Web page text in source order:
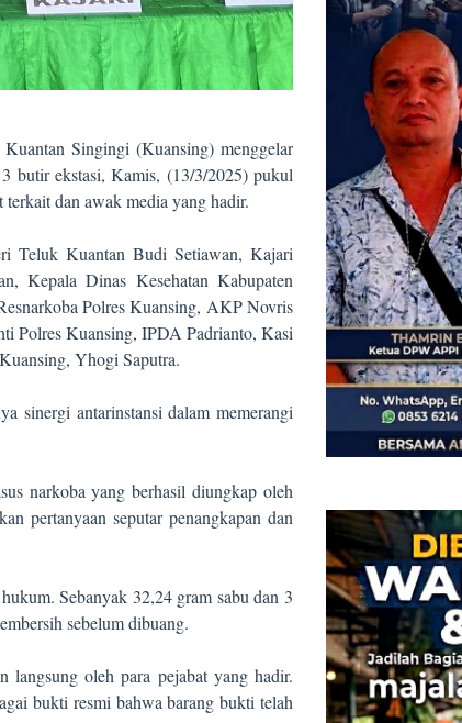
Kuantan Singingi (Kuansing) menggelar
butir ekstasi, Kamis, (13/3/2025) pukul
dan awak media yang hadir.
Teluk Kuantan Budi Setiawan, Kajari
Kepala Dinas Kesehatan Kabupaten
Polres Kuansing, AKP Novris
Polres Kuansing, IPDA Padrianto, Kasi
Yhogi Saputra.
sinergi antarinstansi dalam memerangi
narkoba yang berhasil diungkap oleh
pertanyaan seputar penangkapan dan
Sebanyak 32,24 gram sabu dan 3
sebelum dibuang.
langsung oleh para pejabat yang hadir.
bukti resmi bahwa barang bukti telah